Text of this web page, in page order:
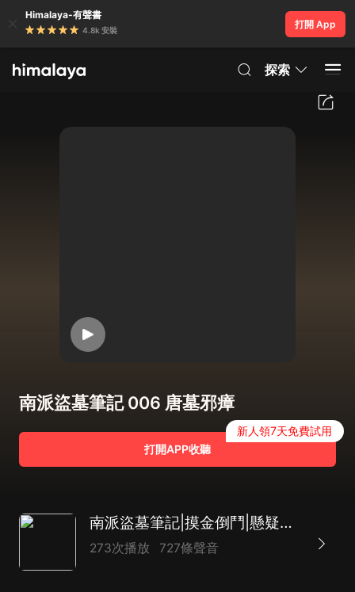
Himalaya-有聲書
4.8k 安裝
打開 App
探索
南派盜墓筆記 006 唐墓邪瘴
打開APP收聽
新人領7天免費試用
南派盜墓筆記|摸金倒鬥|懸疑靈異探險
273次播放 727條聲音